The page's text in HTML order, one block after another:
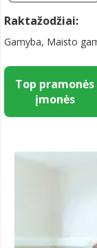
Raktažodžiai:
Gamyba, Maisto
Top pramonės
įmonės